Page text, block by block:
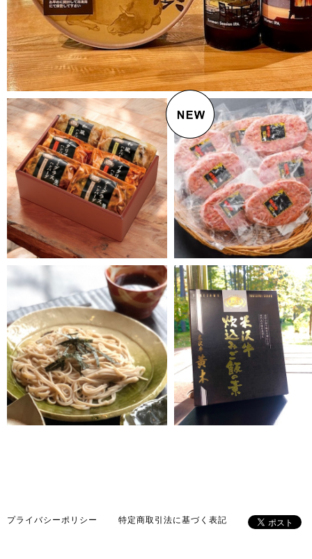
¥5,616 ¥7,600
¥3,700 ¥972
プライバシーポリシー 特定商取引法に基づく表記